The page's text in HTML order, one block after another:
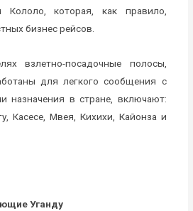
которая, как правило,
бизнес рейсов.
взлетно-посадочные полосы,
для легкого сообщения с
назначения в стране, включают:
Касесе, Мвея, Кихихи, Кайонза и
Уганду